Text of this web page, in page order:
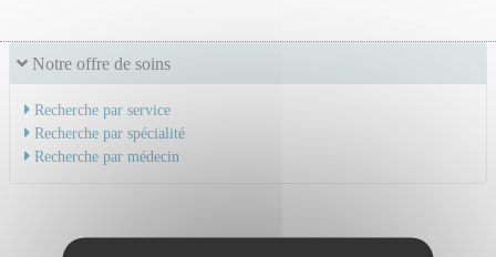
Notre offre de soins
Recherche par service
Recherche par spécialité
Recherche par médecin